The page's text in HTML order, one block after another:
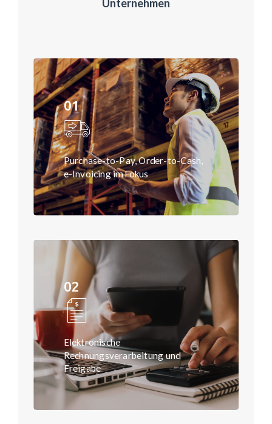
Unternehmen
01
Purchase-to-Pay, Order-to-Cash,
e-Invoicing im Fokus
ZUR SEITE
02
Elektronische
Rechnungsverarbeitung und
Freigabe
ZUR SEITE